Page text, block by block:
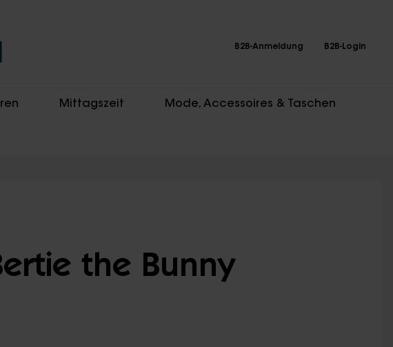
B2B-Anmeldung B2B-Login
Mittagszeit Mode, Accessoires & Taschen
the Bunny